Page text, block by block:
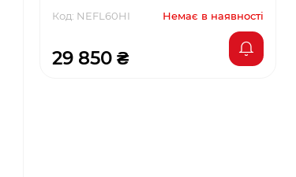
Код: NEFL60HI Немає в наявності
29 850 ₴